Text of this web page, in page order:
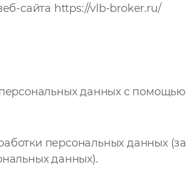
сайта https://vlb-broker.ru/
данных с помощью
персональных данных (за
данных).